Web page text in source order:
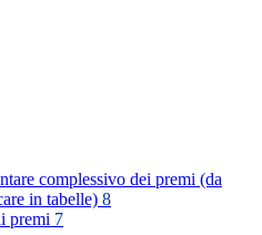
complessivo dei premi (da
in tabelle) 8
premi 7